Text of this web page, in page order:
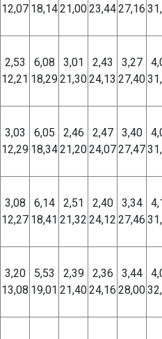
12,07 18,1421,0023,4427,16
2,53
12,21
6,08
18,29
3,01
21,30
2,43
24,13
3,27
27,40
3,03
12,29
6,05
18,34
2,46
21,20
2,47
24,07
3,40
27,47
3,08
12,27
6,14
18,41
2,51
21,32
2,40
24,12
3,34
27,46
3,20
13,08
5,53
19,01
2,39
21,40
2,36
24,16
3,44
28,00